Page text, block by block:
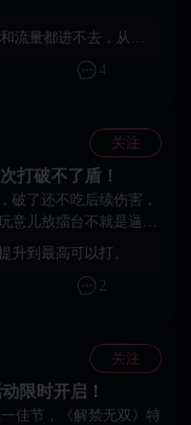
，从新下载游戏也进不去
4
关注
打破不了盾！
破了还不吃后续伤害，
意儿放擂台不就是逼人
升到最高可以打。
2
关注
限时开启！